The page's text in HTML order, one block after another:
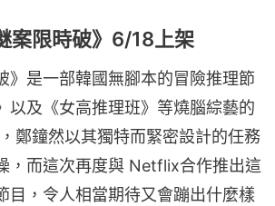
案限時破》6/18上架
》是一部韓國無腳本的冒險推理節
以及《女高推理班》等燒腦綜藝的
鄭鐘然以其獨特而緊密設計的任務
，而這次再度與 Netflix合作推出這
目，令人相當期待又會蹦出什麼樣